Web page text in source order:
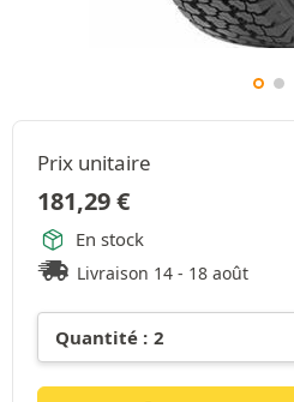
Prix unitaire
181,29€
En stock
Livraison 14 - 18 août